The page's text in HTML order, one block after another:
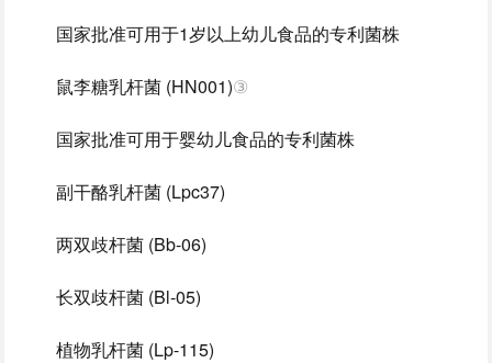
国家批准可用于1岁以上幼儿食品的专利菌株
鼠李糖乳杆菌 (HN001)③
国家批准可用于婴幼儿食品的专利菌株
副干酪乳杆菌 (Lpc37)
两双歧杆菌 (Bb-06)
长双歧杆菌 (Bl-05)
植物乳杆菌 (Lp-115)